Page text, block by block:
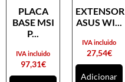
PLACA
BASE MSI
P...
97,31€
IVA incluido
EXTENSOR
ASUS WI...
27,54€
IVA incluido
Adicionar